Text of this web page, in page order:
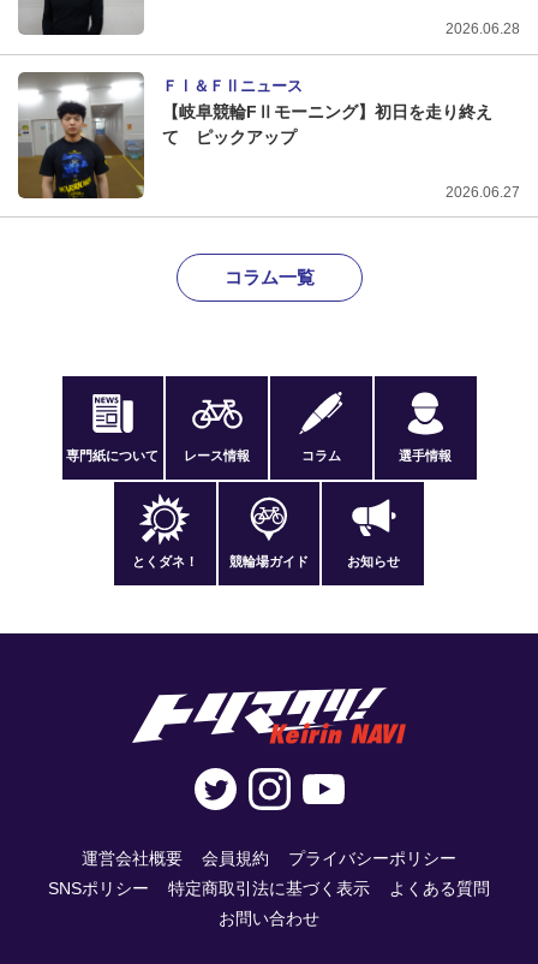
2026.06.28
ＦⅠ＆ＦⅡニュース
【岐阜競輪FⅡモーニング】初日を走り終え
て ピックアップ
2026.06.27
コラム一覧
専門紙について レース情報 コラム 選手情報
とくダネ！ 競輪場ガイド お知らせ
運営会社概要 会員規約
プライバシーポリシー
SNSポリシー
特定商取引法に基づく表示
よくある質問
お問い合わせ